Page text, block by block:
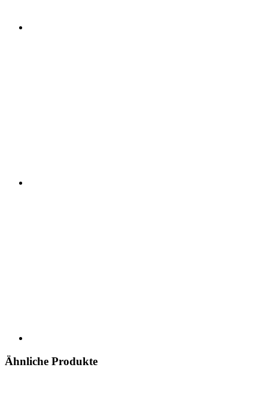
Ähnliche Produkte